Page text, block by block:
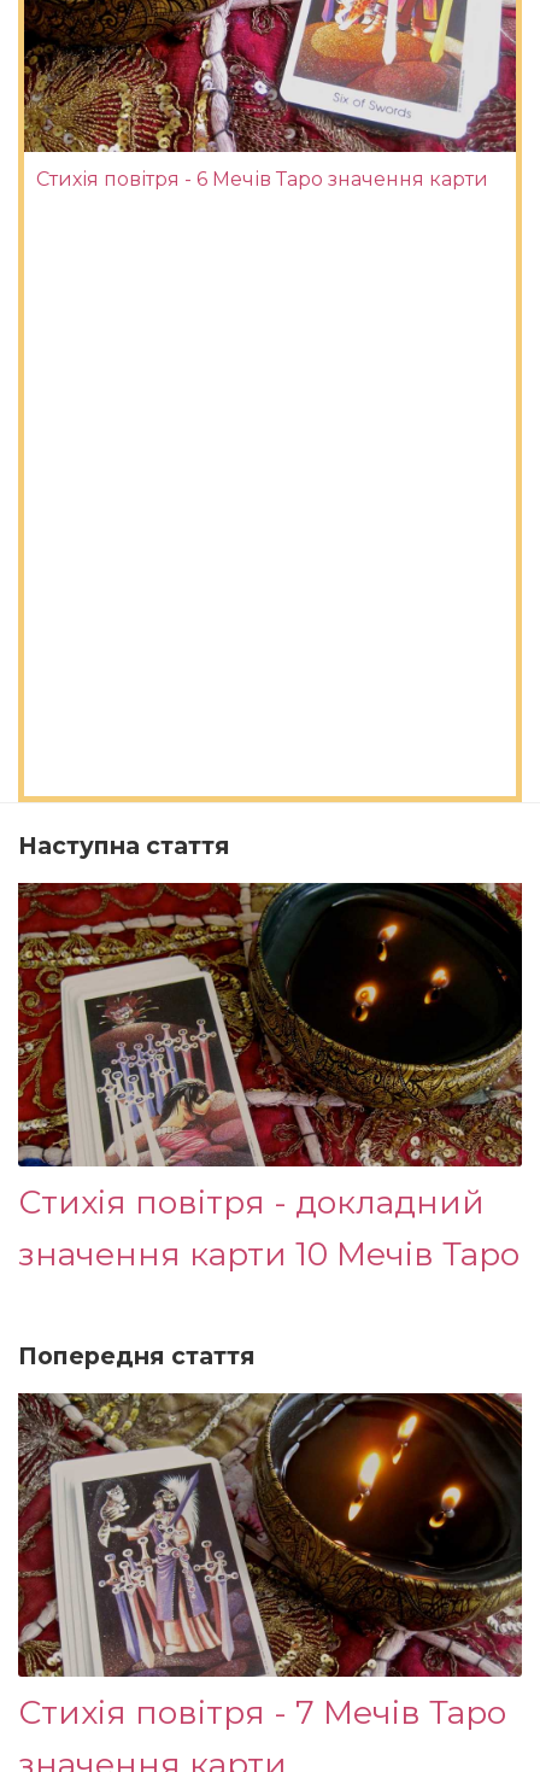
Стихія повітря - 6 Мечів Таро значення карти
Наступна стаття
Стихія повітря - докладний
значення карти 10 Мечів Таро
Попередня стаття
Стихія повітря - 7 Мечів Таро